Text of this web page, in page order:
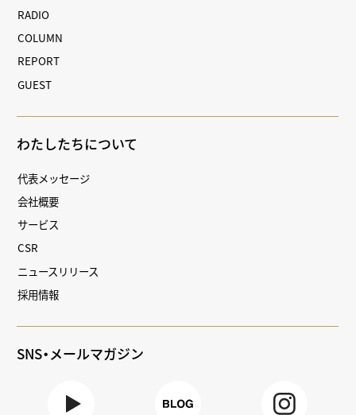
RADIO
COLUMN
REPORT
GUEST
わたしたちについて
代表メッセージ
会社概要
サービス
CSR
ニュースリリース
採用情報
SNS・メールマガジン